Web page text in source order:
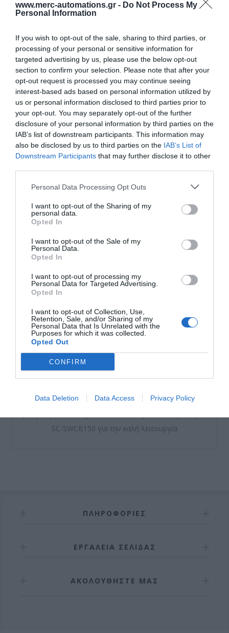
www.merc-automations.gr - Do Not Process My
Personal Information
If you wish to opt-out of the sale, sharing to third parties, or
processing of your personal or sensitive information for
targeted advertising by us, please use the below opt-out
section to confirm your selection. Please note that after your
opt-out request is processed you may continue seeing
interest-based ads based on personal information utilized by
us or personal information disclosed to third parties prior to
your opt-out. You may separately opt-out of the further
disclosure of your personal information by third parties on the
IAB’s list of downstream participants. This information may
also be disclosed by us to third parties on the IAB’s List of
Downstream Participants that may further disclose it to other
Personal Data Processing Opt Outs
I want to opt-out of the Sharing of my
personal data.
Opted In
I want to opt-out of the Sale of my
Personal Data.
Opted In
I want to opt-out of processing my
Personal Data for Targeted Advertising.
Opted In
I want to opt-out of Collection, Use,
Retention, Sale, and/or Sharing of my
Personal Data that Is Unrelated with the
Purposes for which it was collected.
Opted Out
CONFIRM
Data Deletion Data Access Privacy Policy
Γίνε ο πρώτος που θα αξιολόγησει αυτό το προϊόν
Ηλεκτρομαγνητικό Ενδοδαπέδιο Μοτέρ 220V
- Ηλεκτρομηχανικό Ενδοδαπέδιο Μοτέρ Ανοιγόμενης
πόρτας 220V - Μοτέρ υψηλής ποιότητας από υλικά
αντοχής - Μεταλλικό γρανάζι για μεγάλη διάρκεια ζωής -
Πλάτος πόρτας μέχρι 3,00 μέτρα - Βάρος φύλλου
πόρτας μέχρι 300kgr - Το κουτί είναι γαλβανιζέ για
αντοχή στην σκουριά - Χερούλι Απασφάλισης -
εξάρτημα (γρανάζι αλυσίδας) - Διπλά τερματικά στη
SC-SWCB150 για την καλή λειτουργία
ΠΛΗΡΟΦΟΡΊΕΣ
ΕΡΓΑΛΕΊΑ ΣΕΛΊΔΑΣ
ΑΚΟΛΟΥΘΉΣΤΕ ΜΑΣ